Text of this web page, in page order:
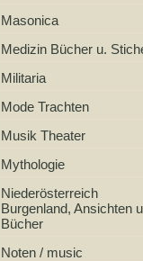
Masonica
Medizin Bücher u.
Militaria
Mode Trachten
Musik Theater
Mythologie
Niederösterreich
Burgenland, Ansichten
Bücher
Noten / music